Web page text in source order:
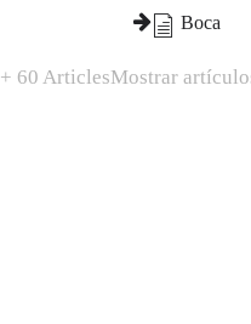
Boca
+ 60 ArticlesMostrar